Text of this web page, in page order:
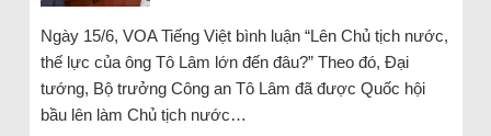
Ngày 15/6, VOA Tiếng Việt bình luận “Lên Chủ tịch nước,
thế lực của ông Tô Lâm lớn đến đâu?” Theo đó, Đại
tướng, Bộ trưởng Công an Tô Lâm đã được Quốc hội
bầu lên làm Chủ tịch nước…